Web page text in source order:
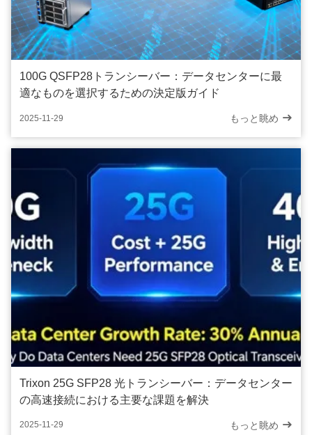
100G QSFP28トランシーバー：データセンターに最
適なものを選択するための決定版ガイド
2025-11-29 もっと眺め
Trixon 25G SFP28 光トランシーバー：データセンター
の高速接続における主要な課題を解決
2025-11-29 もっと眺め